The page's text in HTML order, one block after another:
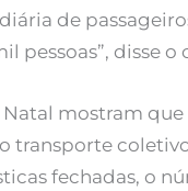
de
pessoas”, disse
mostram
transporte
fechadas, o